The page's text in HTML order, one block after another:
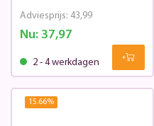
Nu:37,97
Adviesprijs: 43,99
2 - 4 werkdagen
15.66%